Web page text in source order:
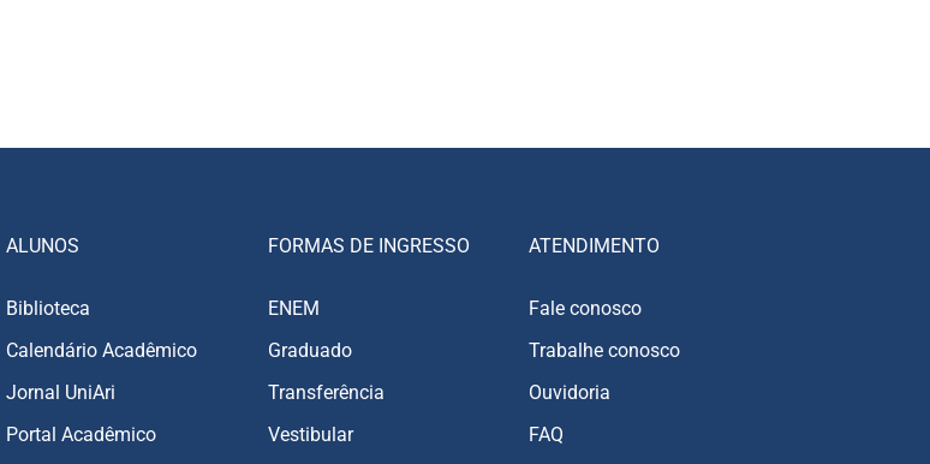
ALUNOS
Biblioteca
Calendário Acadêmico
Jornal UniAri
Portal Acadêmico
FORMAS DE INGRESSO
ENEM
Graduado
Transferência
Vestibular
ATENDIMENTO
Fale conosco
Trabalhe conosco
Ouvidoria
FAQ